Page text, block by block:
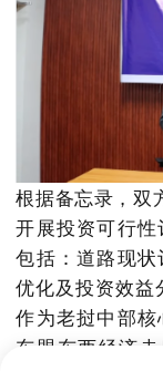
根据备忘录，双
开展投资可行
包括：道路现
优化及投资效益
作为老挝中部
东盟东西经济